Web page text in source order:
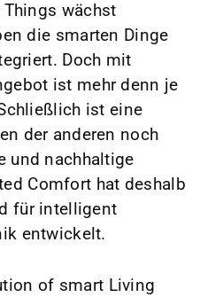
wächst
die smarten Dinge
Doch mit
ist mehr denn je
ist eine
der anderen noch
und nachhaltige
Comfort hat deshalb
für intelligent
entwickelt.